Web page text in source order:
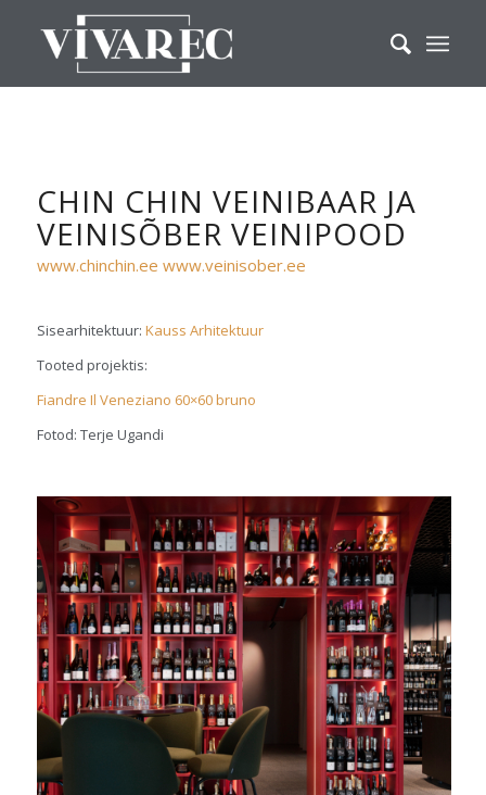
CHIN CHIN VEINIBAAR JA
VEINISÕBER VEINIPOOD
www.chinchin.ee www.veinisober.ee
Sisearhitektuur: Kauss Arhitektuur
Tooted projektis:
Fiandre Il Veneziano 60×60 bruno
Fotod: Terje Ugandi